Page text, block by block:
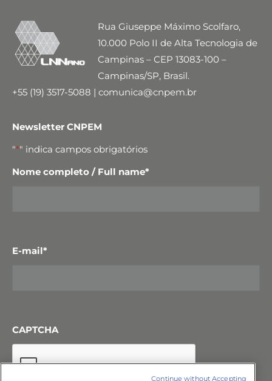
Rua Giuseppe Máximo Scolfaro,
10.000 Polo II de Alta Tecnologia de
Campinas – CEP 13083-100 –
Campinas/SP, Brasil.
+55 (19) 3517-5088 | comunica@cnpem.br
Newsletter CNPEM
"*" indica campos obrigatórios
Nome completo / Full name*
E-mail*
CAPTCHA
Continue without Accepting